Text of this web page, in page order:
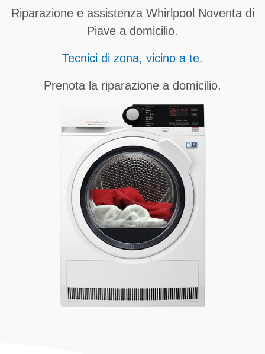
Riparazione e assistenza Whirlpool Noventa di
Piave a domicilio.
Tecnici di zona, vicino a te.
Prenota la riparazione a domicilio.